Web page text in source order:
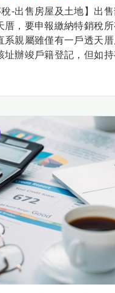
-出售房屋及土地】出
厝，要申報繳納特銷稅
系親屬雖僅有一戶透天
址辦竣戶籍登記，但如